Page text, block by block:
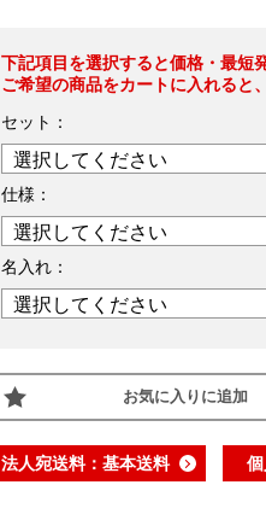
下記項目を選択すると価格・最短
ご希望の商品をカートに入れると
セット：
仕様：
名入れ：
お気に入りに追加
法人宛送料：基本送料